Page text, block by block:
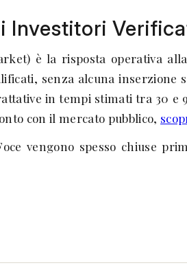
Investitori
è la risposta operativa
senza alcuna inserzione
in tempi stimati tra 30
con il mercato pubblico,
vengono spesso chiuse